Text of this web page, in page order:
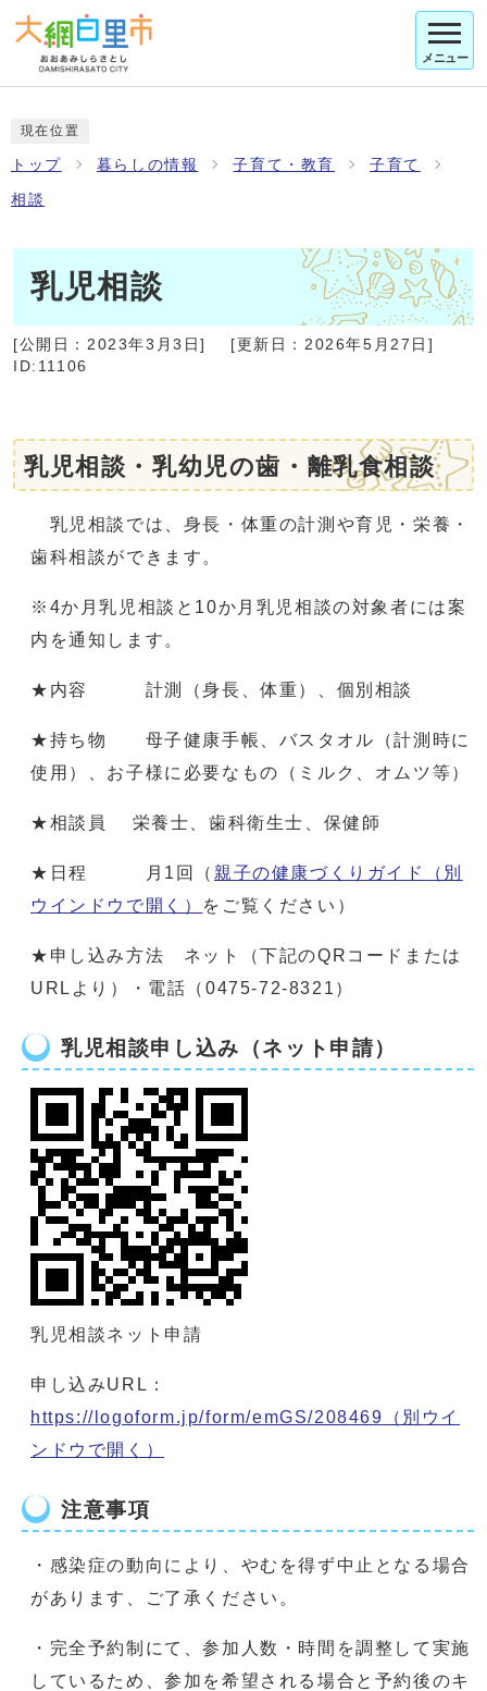
メニュー
現在位置
トップ 暮らしの情報 子育て・教育 子育て
相談
乳児相談
[公開日： 2023年3月3日] [更新日： 2026年5月27日]
ID:11106
乳児相談・乳幼児の歯・離乳食相談
乳児相談では、身長・体重の計測や育児・栄養・
歯科相談ができます。
※4か月乳児相談と10か月乳児相談の対象者には案
内を通知します。
★内容 計測（身長、体重）、個別相談
★持ち物 母子健康手帳、バスタオル（計測時に
使用）、お子様に必要なもの（ミルク、オムツ等）
★相談員 栄養士、歯科衛生士、保健師
★日程 月1回（ 親子の健康づくりガイド
（別
ウインドウで開く） をご覧ください）
★申し込み方法 ネット（下記のQRコードまたは
URLより）・電話（0475-72-8321）
乳児相談申し込み（ネット申請）
乳児相談ネット申請
申し込みURL：
https://logoform.jp/form/emGS/208469 （別ウイ
ンドウで開く）
注意事項
・感染症の動向により、やむを得ず中止となる場合
があります、ご了承ください。
・完全予約制にて、参加人数・時間を調整して実施
しているため、参加を希望される場合と予約後のキ